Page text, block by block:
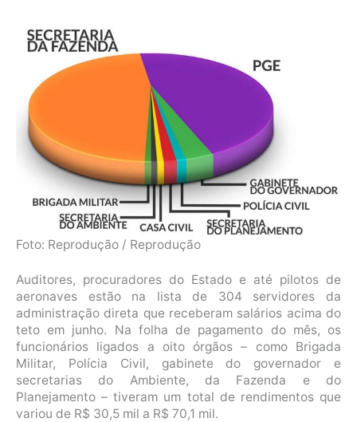
Foto: Reprodução / Reprodução
Auditores, procuradores do Estado e até pilotos de
aeronaves estão na lista de 304 servidores da
administração direta que receberam salários acima do
teto em junho. Na folha de pagamento do mês, os
funcionários ligados a oito órgãos – como Brigada
Militar, Polícia Civil, gabinete do governador e
secretarias do Ambiente, da Fazenda e do
Planejamento – tiveram um total de rendimentos que
variou de R$ 30,5 mil a R$ 70,1 mil.